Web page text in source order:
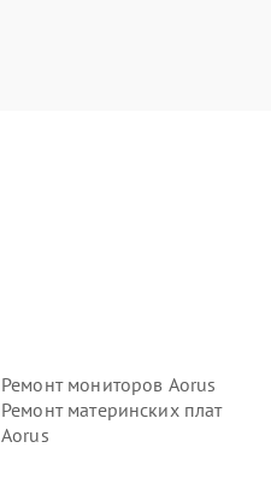
Ремонт мониторов Aorus
Ремонт материнских плат
Aorus